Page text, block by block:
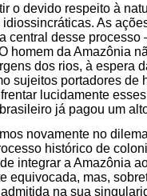
o devido respeito à
As
central desse
homem da Amazônia
dos rios, à espera
sujeitos portadores de
lucidamente
já pagou um
novamente no
histórico de
integrar a Amazônia
equivocada, mas,
na sua